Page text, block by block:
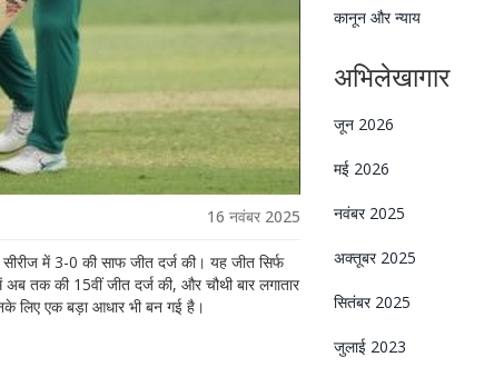
16 नवंबर 2025
में 3-0 की साफ जीत दर्ज की। यह जीत सिर्फ
तक की 15वीं जीत दर्ज की, और चौथी बार लगातार
लिए एक बड़ा आधार भी बन गई है।
कानून और न्याय
अभिलेखागार
जून 2026
मई 2026
नवंबर 2025
अक्तूबर 2025
सितंबर 2025
जुलाई 2023